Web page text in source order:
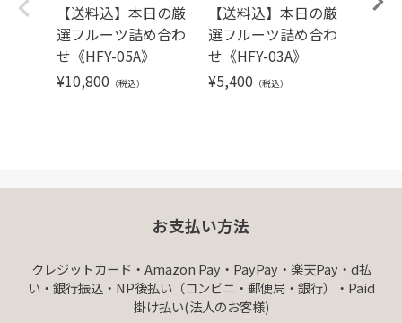
【送料込】本日の厳
選フルーツ詰め合わ
せ《HFY-05A》
¥10,800 （税込）
【送料込】本日の厳
選フルーツ詰め合わ
せ《HFY-03A》
¥5,400 （税込）
【送
お支払い方法
クレジットカード・Amazon Pay・PayPay・楽天Pay・d払
い・銀行振込・NP後払い（コンビニ・郵便局・銀行）・Paid
掛け払い(法人のお客様)